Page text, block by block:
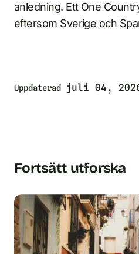
anledning. Ett One
eftersom Sverige och
Uppdaterad juli 04,
Fortsätt utforska